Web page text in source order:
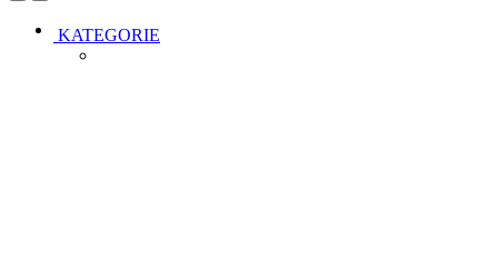
OpenClose
KATEGORIE